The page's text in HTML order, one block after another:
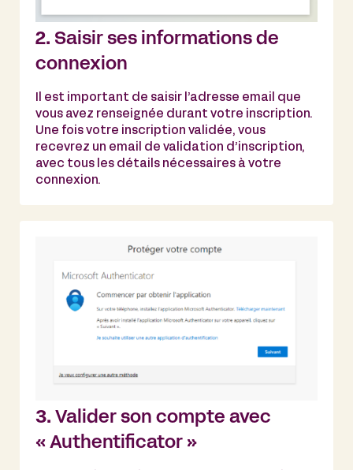
2. Saisir ses informations de
connexion
Il est important de saisir l’adresse email que
vous avez renseignée durant votre inscription.
Une fois votre inscription validée, vous
recevrez un email de validation d’inscription,
avec tous les détails nécessaires à votre
connexion.
3. Valider son compte avec
« Authentificator »